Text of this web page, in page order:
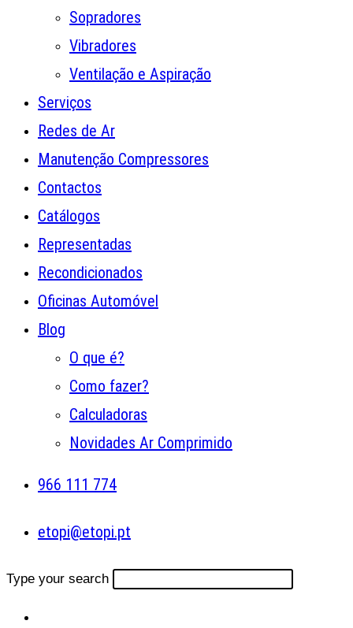
Sopradores
Vibradores
Ventilação e Aspiração
Serviços
Redes de Ar
Manutenção Compressores
Contactos
Catálogos
Representadas
Recondicionados
Oficinas Automóvel
Blog
O que é?
Como fazer?
Calculadoras
Novidades Ar Comprimido
966 111 774
etopi@etopi.pt
Type your search